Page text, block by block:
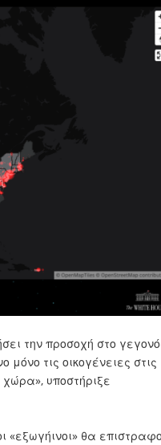
την προσοχή στο
τις οικογένειες στις
υποστήριξε
«εξωγήινοι» θα